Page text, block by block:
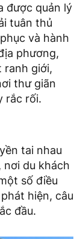
được quản lý
tuân thủ
và hành
phương,
ranh giới,
thư giãn
rắc rối.
tai nhau
nơi du khách
số điều
hiện, câu
đầu.